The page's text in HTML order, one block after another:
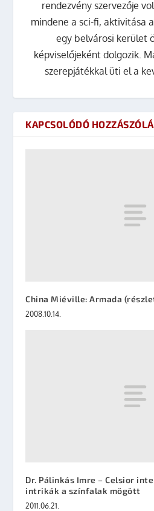
rendezvény szervezője
mindene a sci-fi, aktivitása
egy belvárosi kerület
képviselőjeként dolgozik.
szerepjátékkal üti el a
KAPCSOLÓDÓ
China Miéville: Armada
2008.10.14.
Dr. Pálinkás Imre – Celsior
intrikák a színfalak mögött
2011.06.21.